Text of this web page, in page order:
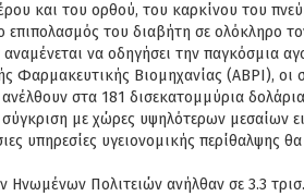
και του ορθού, του καρκίνου του
του διαβήτη σε ολόκληρο
να οδηγήσει την παγκόσμια
Βιομηχανίας (ABPI), οι
στα 181 δισεκατομμύρια
με χώρες υψηλότερων μεσαίων
υπηρεσίες υγειονομικής περίθαλψης θα
Πολιτειών ανήλθαν σε 3.3